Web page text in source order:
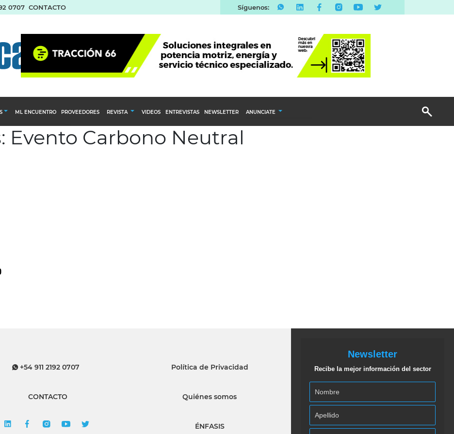
0707 CONTACTO Síguenos:
y compras
ML ENCUENTRO PROVEEDORES REVISTA
Calendario Editorial
Ediciones Anteriores
VIDEOS ENTREVISTAS NEWSLETTER ANUNCIATE
Evento Carbono Neutral
+54 911 2192 0707
CONTACTO
Política de Privacidad
Quiénes somos
ÉNFASIS
Newsletter
Recibe la mejor información del sector